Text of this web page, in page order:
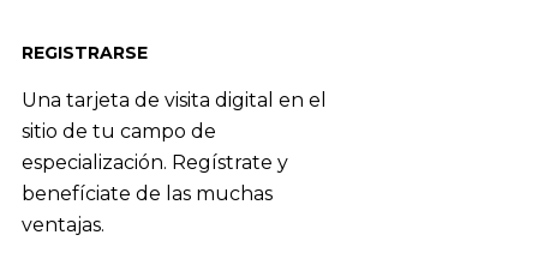
REGISTRARSE
Una tarjeta de visita digital en el
sitio de tu campo de
especialización. Regístrate y
benefíciate de las muchas
ventajas.